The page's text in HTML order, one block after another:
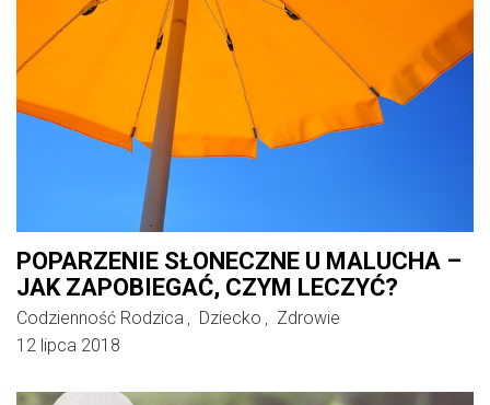
POPARZENIE SŁONECZNE U MALUCHA –
JAK ZAPOBIEGAĆ, CZYM LECZYĆ?
Codzienność Rodzica Dziecko
Zdrowie
12 lipca 2018